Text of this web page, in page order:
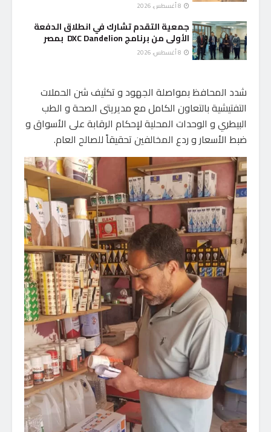
جمعية التقدم تشارك في انطلاق الدفعة
الأولى من برنامج DXC Dandelion بمصر
شدد المحافظ بمواصلة الجهود و تكثيف شن الحملات
التفتيشية بالتعاون الكامل مع مديريتى الصحة و الطب
البيطري و الوحدات المحلية لإحكام الرقابة على الأسواق و
ضبط الأسعار و ردع المخالفين تحقيقاً للصالح العام.